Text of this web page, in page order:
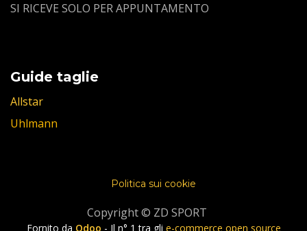
SI RICEVE SOLO PER APPUNTAMENTO
Guide taglie
Allstar
Uhlmann
Politica sui cookie
Copyright © ZD SPORT
Fornito da Odoo - Il n° 1 tra gli e-commerce open source